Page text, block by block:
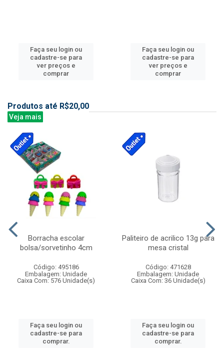
Faça seu login ou
cadastre-se para
ver preços e
comprar
Faça seu login ou
cadastre-se para
ver preços e
comprar
Produtos até R$20,00
Veja mais
Borracha escolar
bolsa/sorvetinho 4cm
Código: 495186
Embalagem: Unidade
Caixa Com: 576 Unidade(s)
Faça seu login ou
cadastre-se para
comprar.
Paliteiro de acrilico 13g para
mesa cristal
Código: 471628
Embalagem: Unidade
Caixa Com: 36 Unidade(s)
Faça seu login ou
cadastre-se para
comprar.